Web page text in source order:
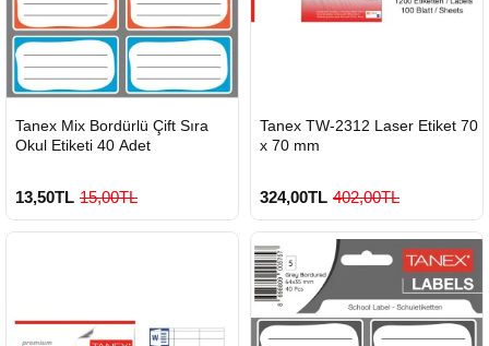
GÖNDERİ
Tanex Mix Bordürlü Çift Sıra
Okul Etiketi 40 Adet
13,50TL 15,00TL
GÖNDERİ
Tanex TW-2312 Laser Etiket 70
x 70 mm
324,00TL 402,00TL